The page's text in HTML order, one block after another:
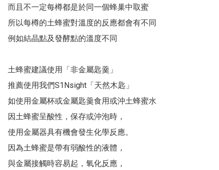
而且不一定每樽都是於同一個蜂巢中取蜜
所以每樽的土蜂蜜對溫度的反應都會有不同
例如結晶點及發酵點的溫度不同
土蜂蜜建議使用「非金屬匙羹」
推薦使用我們S1Nsight「天然木匙」
如使用金屬杯或金屬匙羹食用或沖土蜂蜜水
因土蜂蜜呈酸性，保存或沖泡時，
使用金屬器具有機會發生化學反應。
因為土蜂蜜是帶有弱酸性的液體，
與金屬接觸時容易起，氧化反應，